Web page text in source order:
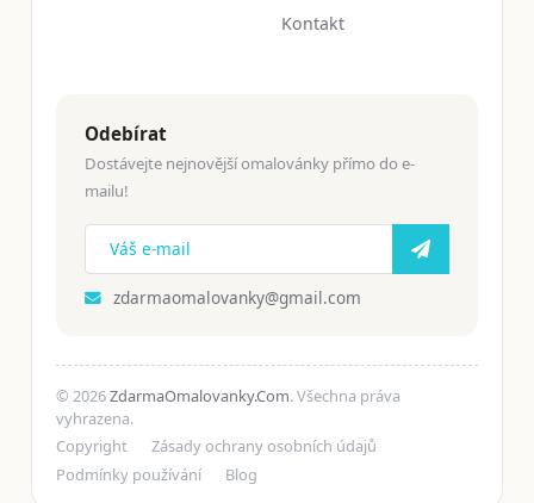
Kontakt
Odebírat
Dostávejte nejnovější omalovánky přímo do e-
mailu!
zdarmaomalovanky@gmail.com
© 2026ZdarmaOmalovanky.Com. Všechna práva
vyhrazena.
Copyright
Zásady ochrany osobních údajů
Podmínky používání
Blog